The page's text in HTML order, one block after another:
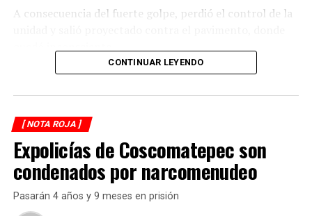
A consecuencia del fuerte golpe, perdió el control de la
Testigos del accidente solicitaron de inmediato el apoyo
de los cuerpos de emergencia al percatarse de que el
asfáltica, mientras otros automovilistas redujeron la
velocidad para evitar otro percance.
Al sitio arribaron paramédicos de Protección Civil de
Atoyac, quienes brindaron los primeros auxilios al
lesionado y, tras estabilizarlo, lo trasladaron de urgencia
CONTINUAR LEYENDO
[ NOTA ROJA ]
Expolicías de Coscomatepec son
condenados por narcomenudeo
Pasarán 4 años y 9 meses en prisión